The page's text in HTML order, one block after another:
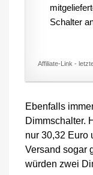
Schalter
Affiliate-Link -
Ebenfalls
Dimmschalter.
nur 30,32 Euro
Versand sogar
würden zwei